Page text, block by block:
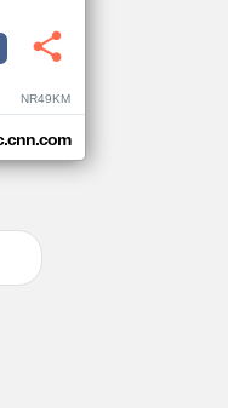
NR49KM